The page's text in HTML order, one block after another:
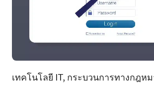
เทคโนโลยี IT, กระบวนการทางกฎห